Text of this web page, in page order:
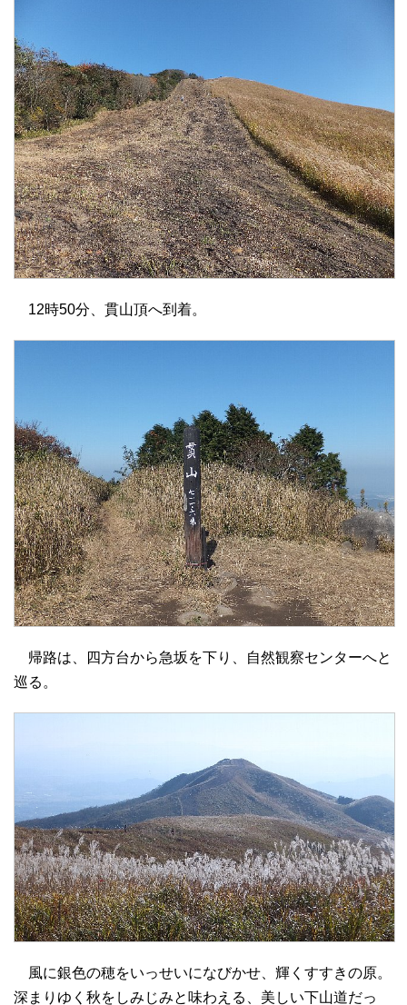
12時50分、貫山頂へ到着。
帰路は、四方台から急坂を下り、自然観察センターへと
巡る。
風に銀色の穂をいっせいになびかせ、輝くすすきの原。
深まりゆく秋をしみじみと味わえる、美しい下山道だっ